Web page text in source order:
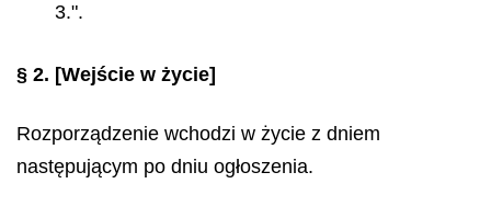
3.".
§ 2. [Wejście w życie]
Rozporządzenie wchodzi w życie z dniem
następującym po dniu ogłoszenia.